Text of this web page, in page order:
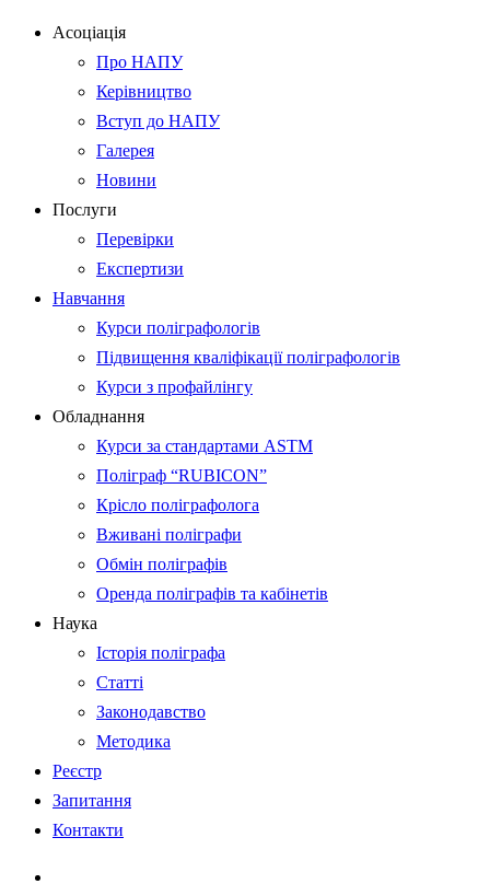
Асоціація
Про НАПУ
Керівництво
Вступ до НАПУ
Галерея
Новини
Послуги
Перевірки
Експертизи
Навчання
Курси поліграфологів
Підвищення кваліфікації поліграфологів
Курси з профайлінгу
Обладнання
Курси за стандартами ASTM
Поліграф “RUBICON”
Крісло поліграфолога
Вживані поліграфи
Обмін поліграфів
Оренда поліграфів та кабінетів
Наука
Історія поліграфа
Статті
Законодавство
Методика
Реєстр
Запитання
Контакти